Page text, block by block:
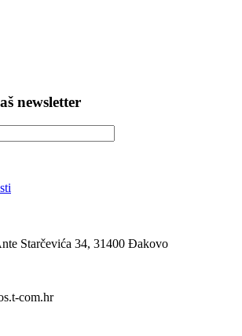
newsletter
Starčevića 34, 31400 Đakovo
com.hr